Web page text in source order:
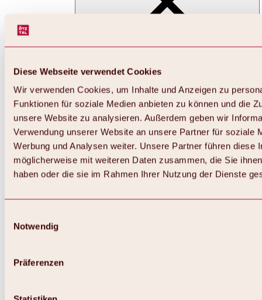
Diese Webseite verwendet Cookies
Wir verwenden Cookies, um Inhalte und Anzeigen zu
Funktionen für soziale Medien anbieten zu können und die
unsere Website zu analysieren. Außerdem geben wir
Verwendung unserer Website an unsere Partner für soziale
Werbung und Analysen weiter. Unsere Partner führen diese
möglicherweise mit weiteren Daten zusammen, die Sie
haben oder die sie im Rahmen Ihrer Nutzung der Dienste
Notwendig
Präferenzen